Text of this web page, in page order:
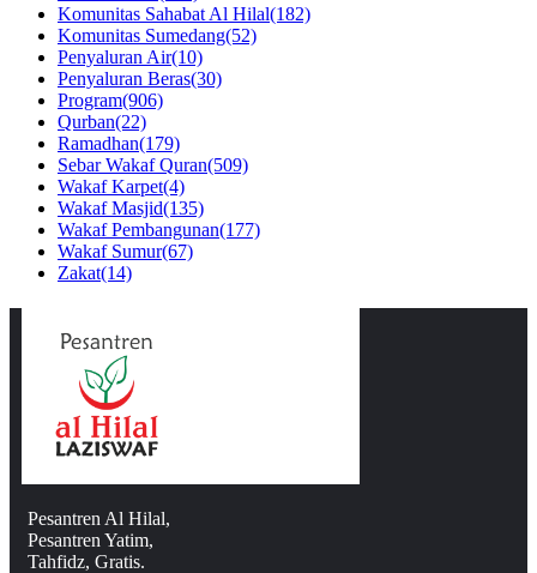
Komunitas Sahabat Al Hilal(182)
Komunitas Sumedang(52)
Penyaluran Air(10)
Penyaluran Beras(30)
Program(906)
Qurban(22)
Ramadhan(179)
Sebar Wakaf Quran(509)
Wakaf Karpet(4)
Wakaf Masjid(135)
Wakaf Pembangunan(177)
Wakaf Sumur(67)
Zakat(14)
Pesantren Al Hilal,
Pesantren Yatim,
Tahfidz, Gratis.